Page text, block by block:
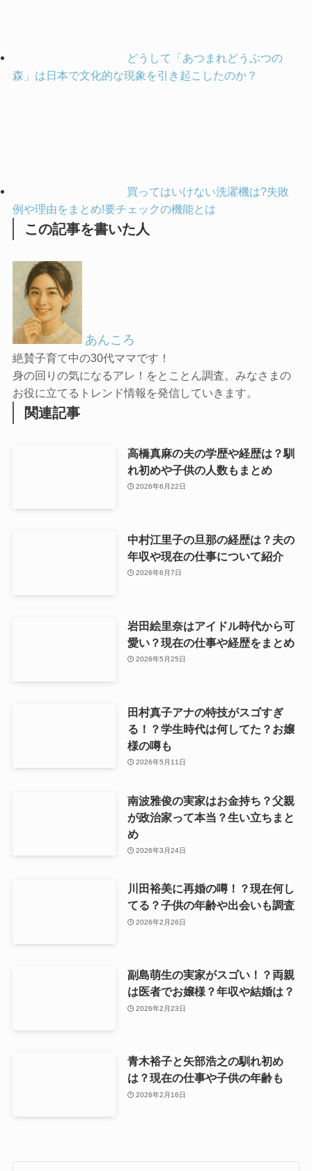
どうして「あつまれどうぶつの
森」は日本で文化的な現象を引き起こしたのか？
買ってはいけない洗濯機は?失敗
例や理由をまとめ!要チェックの機能とは
この記事を書いた人
あんころ
絶賛子育て中の30代ママです！
身の回りの気になるアレ！をとことん調査。みなさまの
お役に立てるトレンド情報を発信していきます。
関連記事
高橋真麻の夫の学歴や経歴は？馴
れ初めや子供の人数もまとめ
2026年6月22日
中村江里子の旦那の経歴は？夫の
年収や現在の仕事について紹介
2026年6月7日
岩田絵里奈はアイドル時代から可
愛い？現在の仕事や経歴をまとめ
2026年5月25日
田村真子アナの特技がスゴすぎ
る！？学生時代は何してた？お嬢
様の噂も
2026年5月11日
南波雅俊の実家はお金持ち？父親
が政治家って本当？生い立ちまと
め
2026年3月24日
川田裕美に再婚の噂！？現在何し
てる？子供の年齢や出会いも調査
2026年2月26日
副島萌生の実家がスゴい！？両親
は医者でお嬢様？年収や結婚は？
2026年2月23日
青木裕子と矢部浩之の馴れ初め
は？現在の仕事や子供の年齢も
2026年2月16日